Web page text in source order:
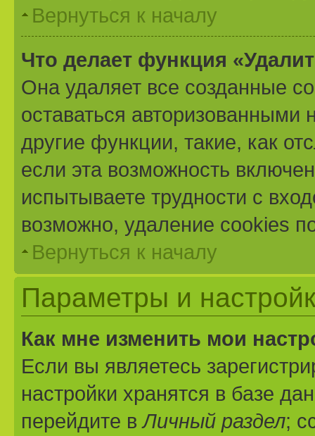
Вернуться к началу
Что делает функция
Она удаляет все созданные
оставаться
другие функции, такие, как
если эта возможность
испытываете трудности с
возможно, удаление cookies
Вернуться к началу
Параметры и
Как мне изменить мои
Если вы являетесь
настройки хранятся в базе
перейдите вЛичный раздел;